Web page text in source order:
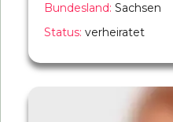
Bundesland: Sachsen
Status: verheiratet